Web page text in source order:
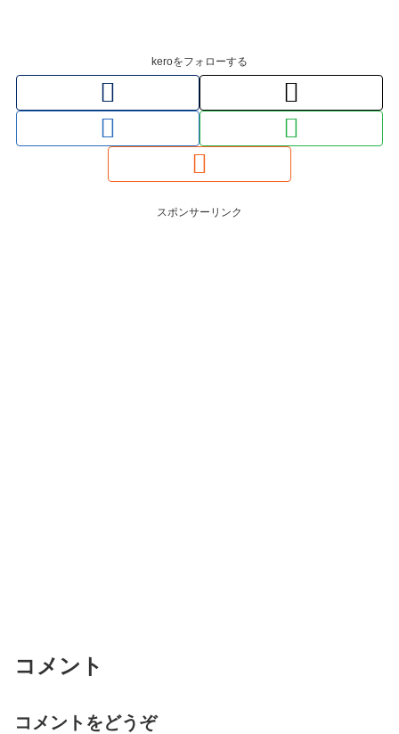
keroをフォローする
スポンサーリンク
コメント
コメントをどうぞ